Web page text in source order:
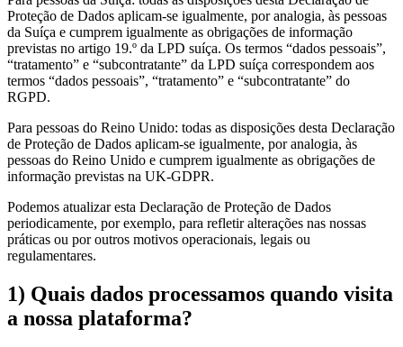
Proteção de Dados aplicam-se igualmente, por analogia, às pessoas
da Suíça e cumprem igualmente as obrigações de informação
previstas no artigo 19.º da LPD suíça. Os termos “dados pessoais”,
“tratamento” e “subcontratante” da LPD suíça correspondem aos
termos “dados pessoais”, “tratamento” e “subcontratante” do
RGPD.
Para pessoas do Reino Unido: todas as disposições desta Declaração
de Proteção de Dados aplicam-se igualmente, por analogia, às
pessoas do Reino Unido e cumprem igualmente as obrigações de
informação previstas na UK-GDPR.
Podemos atualizar esta Declaração de Proteção de Dados
periodicamente, por exemplo, para refletir alterações nas nossas
práticas ou por outros motivos operacionais, legais ou
regulamentares.
1) Quais dados processamos quando visita
a nossa plataforma?